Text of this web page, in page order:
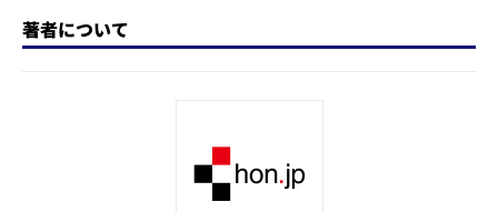
著者について